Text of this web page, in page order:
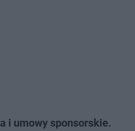
i umowy sponsorskie.